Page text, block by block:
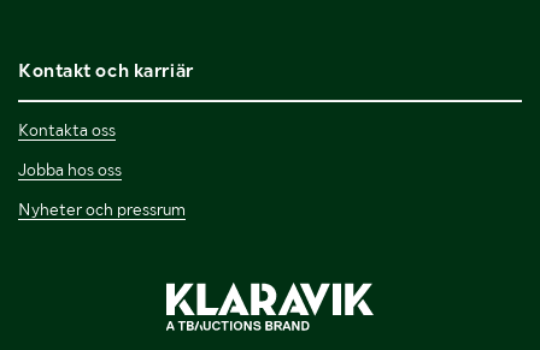
Kontakt och karriär
Kontakta oss
Jobba hos oss
Nyheter och pressrum